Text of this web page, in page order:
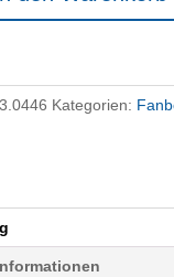
Kategorien: